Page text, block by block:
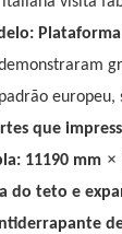
que
11190 mm ×
do teto e